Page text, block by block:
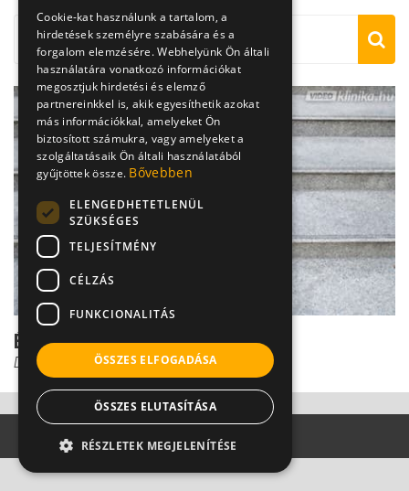
Érelmeszesedés
Dr. Vajer Péter PhD
Cookie-kat használunk a tartalom, a
hirdetések személyre szabására és a
forgalom elemzésére. Webhelyünk Ön általi
használatára vonatkozó információkat
megosztjuk hirdetési és elemző
partnereinkkel is, akik egyesíthetik azokat
más információkkal, amelyeket Ön
biztosított számukra, vagy amelyeket a
szolgáltatásaik Ön általi használatából
gyűjtöttek össze. Bővebben
ELENGEDHETETLENÜL
SZÜKSÉGES
TELJESÍTMÉNY
CÉLZÁS
FUNKCIONALITÁS
ÖSSZES ELFOGADÁSA
ÖSSZES ELUTASÍTÁSA
RÉSZLETEK MEGJELENÍTÉSE